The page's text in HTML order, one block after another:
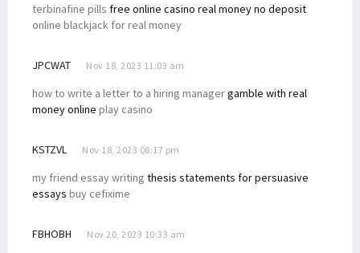
terbinafine pills free online casino real money no deposit
online blackjack for real money
JPCWAT Nov 18, 2023 11:03 am
how to write a letter to a hiring managergamble with real
money online play casino
KSTZVL Nov 18, 2023 08:17 pm
my friend essay writing thesis statements for persuasive
essays buy cefixime
FBHOBH Nov 20, 2023 10:33 am